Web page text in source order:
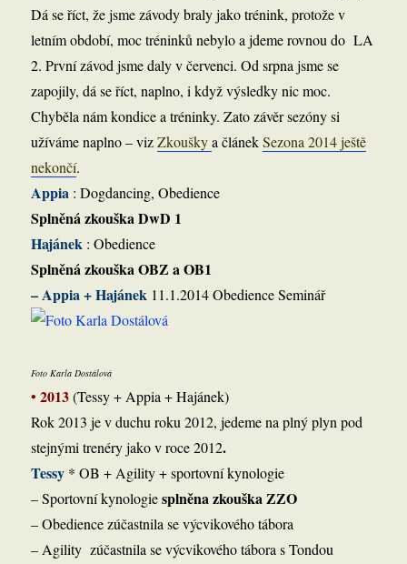
Dá se říct, že jsme závody braly jako trénink, protože v
letním období, moc tréninků nebylo a jdeme rovnou do LA
2. První závod jsme daly v červenci. Od srpna jsme se
zapojily, dá se říct, naplno, i když výsledky nic moc.
Chyběla nám kondice a tréninky. Zato závěr sezóny si
užíváme naplno – vizZkoušky a článekSezona 2014 ještě
nekončí.
Appia : Dogdancing, Obedience
Splněná zkouška DwD 1
Hajánek : Obedience
Splněná zkouška OBZ a OB1
– Appia + Hajánek 11.1.2014 Obedience Seminář
Foto Karla Dostálová
•2013(Tessy + Appia + Hajánek)
Rok 2013 je v duchu roku 2012, jedeme na plný plyn pod
stejnými trenéry jako v roce 2012.
Tessy * OB + Agility + sportovní kynologie
– Sportovní kynologiesplněna zkouška ZZO
– Obedience zúčastnila se výcvikového tábora
– Agility zúčastnila se výcvikového tábora s Tondou